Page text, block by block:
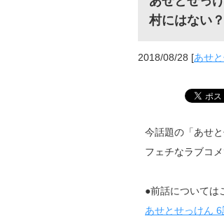
村にはない？
2018/08/28 [あせ
今話題の「あせと
フェチなラブコ
●前話については
あせとせっけん